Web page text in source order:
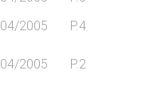
2005
P.4
2005 P.2